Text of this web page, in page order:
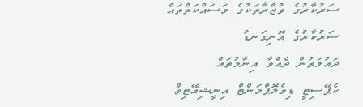
ސަރުކާރުގެ ވުޒާރާތަކުގެ މަސައްކަތްތައް
ސަރުކާރުގެ އޮނިގަނޑު
ދައުލަތުން ދެއްވާ އިނާމުތައް
ކެޕޭސިޓީ ޑިވެލޮޕްމަންޓް އިނީޝިއޭޓިވް